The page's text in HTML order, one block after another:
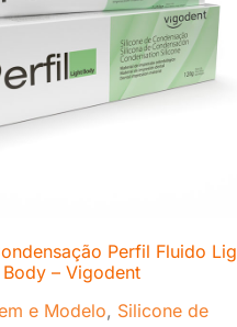
Perfil Fluido
Body – Vigodent
e Modelo, Silicone de